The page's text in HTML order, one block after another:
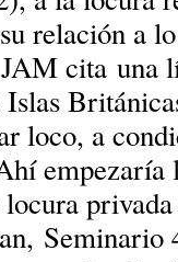
relación a
cita una
loco, a
empezaría
Seminario